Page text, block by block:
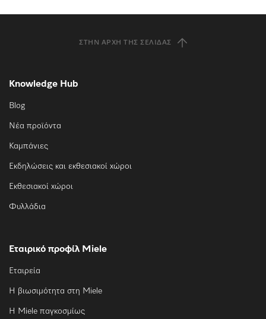
ΣΤΗΝ ΑΡΧΉ ΤΗΣ ΣΕΛΊΔΑΣ
Knowledge Hub
Blog
Νέα προϊόντα
Καμπάνιες
Εκδηλώσεις και εκθεσιακοί χώροι
Εκθεσιακοί χώροι
Φυλλάδια
Εταιρικό προφίλ Miele
Εταιρεία
Η βιωσιμότητα στη Miele
Η Miele παγκοσμίως